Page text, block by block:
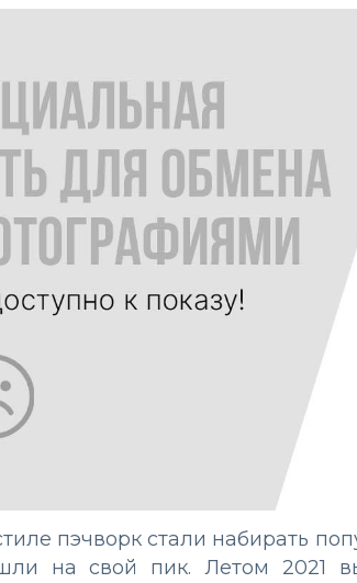
пэчворк стали набирать
на свой пик. Летом 2021